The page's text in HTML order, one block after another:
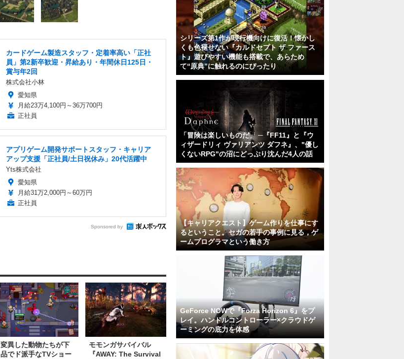
カードゲーム製造スタッフ・定着率高い「正社
員」第2新卒歓迎・昇給あり・年間休日125日・
賞与年2回
株式会社小林
愛知県
月給23万4,100円～36万700円
正社員
アプリゲーム開発サポートスタッフ・キャリア
アップ支援「正社員/土日祝休み」20代活躍中
Yts株式会社
愛知県
月給31万2,000円～60万円
正社員
Sponsored by
変異した動物たちが下
品でド派手なTVショー
モモンガサバイバル
『AWAY: The Survival
シリーズ第1作が現行機向けに復活！懐かし
くも色褪せない『カルドセプト ザ ファース
ト』遊びやすい機能も搭載で、あらため
て“原典”に触れるのにぴったり
「冒険は楽しいものだ」 ─『FF11』と『ウ
ィザードリィ ヴァリアンツ ダフネ』、"優し
くないRPG"の沼にどっぷり沈んだ4人の話
【キャリアクエスト】ゲーム作りを仕事にす
るということ。セガの若手の事例に見る，ゲ
ームプログラマという働き方
GeForce NOWで『Forza Horizon 6』をプ
レイ。ハンドルコントローラー×クラウドゲ
ーミングの底力を体感